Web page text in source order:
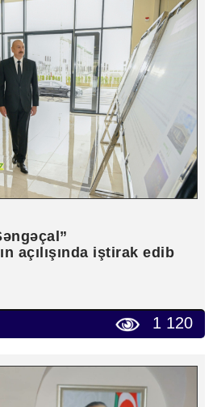
açılışında iştirak edib
1 120